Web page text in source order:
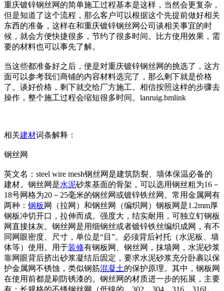
重庆镀锌钢丝网的简单施工过程基本是这样，当然会更复杂，
但是知道了这个流程，那么客户可以根据这个先提前做好相关
东西的准备，这样在和重庆镀锌钢丝网公司谈相关事宜的时
候，就会方便快捷很多，节约了很多时间。比方使用效果，需
要的材料也可以事先了解。
当这些都准备好之后，便是对重庆镀锌钢丝网的挑选了，这方
面可以参考我们商铺的内容材料选完了，那么剩下就是价格
了。谈好价格，剩下就交给厂方施工。相信按照这样的步骤去
操作，整个施工过程会缩短很多时间。lanruig.bmlink
相关建材词条解释：
钢丝网
英文名：steel wire mesh钢丝网是建筑防裂、墙体保温必备的
建材。钢丝网是水泥砂浆基面的骨架，可以选用钢丝粗为16－
18号网格为20－25毫米的钢丝网或镀锌铁丝网。常用金属网有
两种： 钢板 网（拉网）和钢丝网（编织网）钢板网是1.2mm厚
钢板冲切开口，拉伸而成。强度大，结实耐用，可独立钉钢板
网直接抹灰。钢丝网是用细钢丝或者镀锌铁丝编织成网，有不
同网眼密度、尺寸，单位是“目”。必须背后衬托（水泥板、墙
体等）使用。用于装修有钢板网、钢丝网，抹墙网，水泥砂浆
靠网眼背后挤出砂浆凝结后固定，要求水泥砂浆充分卧裹以保
护金属网不锈蚀，类似钢筋混凝土的保护原理。其中，钢板网
在使用前都是刷防锈漆的。钢丝网的材质进一步的拓展，主要
有：长规格的不锈钢丝网（低镍的，302，304，316，316L